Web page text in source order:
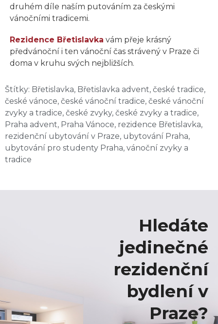
druhém díle naším putováním za českými
vánočními tradicemi.
Rezidence Břetislavka vám přeje krásný
předvánoční i ten vánoční čas strávený v Praze či
doma v kruhu svých nejbližších.
Štítky: Břetislavka, Břetislavka advent, české tradice,
české vánoce, české vánoční tradice, české vánoční
zvyky a tradice, české zvyky, české zvyky a tradice,
Praha advent, Praha Vánoce, rezidence Břetislavka,
rezidenční ubytování v Praze, ubytování Praha,
ubytování pro studenty Praha, vánoční zvyky a
tradice
Hledáte
jedinečné
rezidenční
bydlení v
Praze?